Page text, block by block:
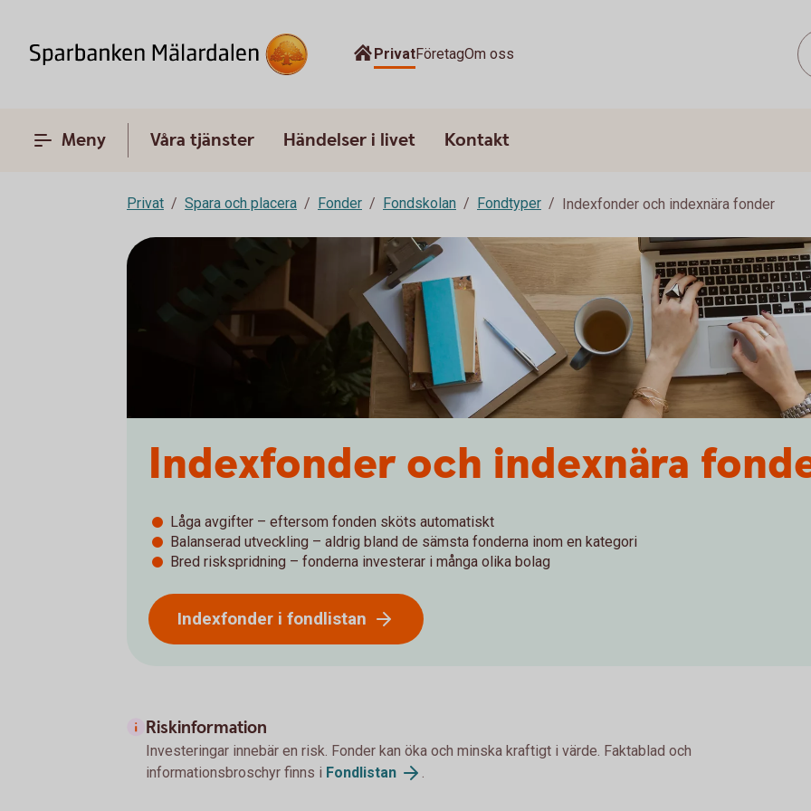
PrivatFöretagOm oss
Meny Våra tjänster Händelser i livet Kontakt
Privat Spara och placera Fonder Fondskolan Fondtyper Indexfonder och indexnära fonder
Indexfonder och indexnära
Låga avgifter – eftersom fonden sköts automatiskt
Balanserad utveckling – aldrig bland de sämsta fonderna inom en kategori
Bred riskspridning – fonderna investerar i många olika bolag
Indexfonder i fondlistan
Riskinformation
Investeringar innebär en risk. Fonder kan öka och minska kraftigt i värde. Faktablad och
informationsbroschyr finns i Fondlistan .